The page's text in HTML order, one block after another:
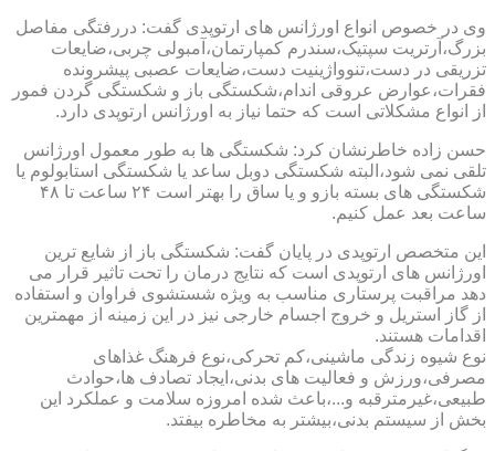
وی در خصوص انواع اورژانس های ارتوپدی گفت: دررفتگی مفاصل
بزرگ،آرتریت سپتیک،سندرم کمپارتمان،آمبولی چربی،ضایعات
تزریقی در دست،تنوواژینیت دست،ضایعات عصبی پیشرونده
فقرات،عوارض عروقی اندام،شکستگی باز و شکستگی گردن فمور
از انواع مشکلاتی است که حتما نیاز به اورژانس ارتوپدی دارد.
حسن زاده خاطرنشان کرد: شکستگی ها به طور معمول اورژانس
تلقی نمی شود،البته شکستگی دوبل ساعد یا شکستگی استابولوم یا
شکستگی های بسته بازو و یا ساق را بهتر است ۲۴ ساعت تا ۴۸
ساعت بعد عمل کنیم.
این متخصص ارتوپدی در پایان گفت: شکستگی باز از شایع ترین
اورژانس های ارتوپدی است که نتایج درمان را تحت تاثیر قرار می
دهد مراقبت پرستاری مناسب به ویژه شستشوی فراوان و استفاده
از گاز استریل و خروج اجسام خارجی نیز در این زمینه از مهمترین
اقدامات هستند.
نوع شیوه زندگی ماشینی،کم تحرکی،نوع فرهنگ غذاهای
مصرفی،ورزش و فعالیت های بدنی،ایجاد تصادف ها،حوادث
طبیعی،غیرمترقبه و...،باعث شده امروزه سلامت و عملکرد این
بخش از سیستم بدنی،بیشتر به مخاطره بیفتد.